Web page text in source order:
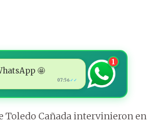
🤩
07:56 ✓✓
1
Toledo Cañada intervinieron en